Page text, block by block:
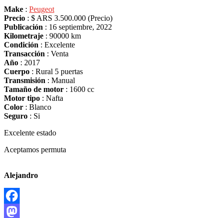
Make : Peugeot
Precio : $ ARS 3.500.000 (Precio)
Publicación : 16 septiembre, 2022
Kilometraje : 90000 km
Condición : Excelente
Transacción : Venta
Año : 2017
Cuerpo : Rural 5 puertas
Transmisión : Manual
Tamaño de motor : 1600 cc
Motor tipo : Nafta
Color : Blanco
Seguro : Si
Excelente estado
Aceptamos permuta
Alejandro
Facebook